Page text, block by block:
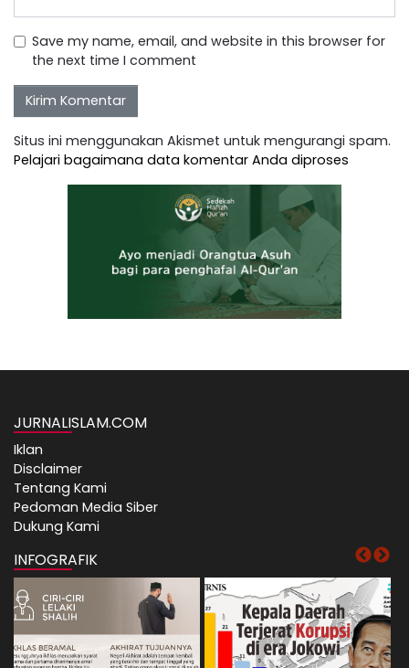
Save my name, email, and website in this browser for
the next time I comment
Situs ini menggunakan Akismet untuk mengurangi spam.
Pelajari bagaimana data komentar Anda diproses
JURNALISLAM.COM
Iklan
Disclaimer
Tentang Kami
Pedoman Media Siber
Dukung Kami
INFOGRAFIK